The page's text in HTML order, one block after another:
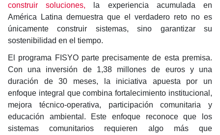
construir soluciones,
la experiencia acumulada en
América Latina demuestra que el verdadero reto no es
únicamente construir sistemas, sino garantizar su
sostenibilidad en el tiempo.
El programa FISYO parte precisamente de esta premisa.
Con una inversión de 1,38 millones de euros y una
duración de 30 meses, la iniciativa apuesta por un
enfoque integral que combina fortalecimiento institucional,
mejora técnico-operativa, participación comunitaria y
educación ambiental. Este enfoque reconoce que los
sistemas comunitarios requieren algo más que